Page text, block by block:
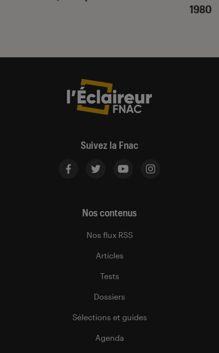
1980
Suivez la Fnac
Nos contenus
Nos flux RSS
Articles
Tests
Dossiers
Sélections et guides
Agenda